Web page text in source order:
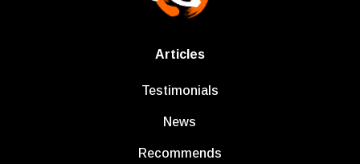
Articles
Testimonials
News
Recommends